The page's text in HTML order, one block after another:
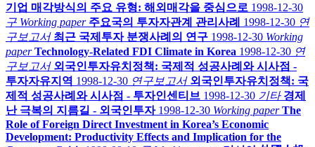
기업 매각방식의 주요 유형: 해외매각을 중심으로 1998-12-30
구 Working paper 주요국의 투자자관계 관리사례 1998-12-30 연
구보고서 최근 국제투자 분쟁사례의 연구 1998-12-30 Working
paper Technology-Related FDI Climate in Korea 1998-12-30 연
구보고서 외국인투자유치정책: 국제적 성공사례와 시사점 -
투자자유지역 1998-12-30 연구보고서 외국인투자유치정책: 국
제적 성공사례와 시사점 - 투자인센티브 1998-12-30 기타 경제
난 극복의 지름길 - 외국인투자 1998-12-30 Working paper The
Role of Foreign Direct Investment in Korea’s Economic
Development: Productivity Effects and Implication for the